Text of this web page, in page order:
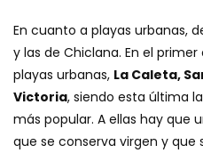
En cuanto a playas urbanas,
y las de Chiclana. En el
playas urbanas, La Caleta,
Victoria, siendo esta última
más popular. A ellas hay que
que se conserva virgen y que